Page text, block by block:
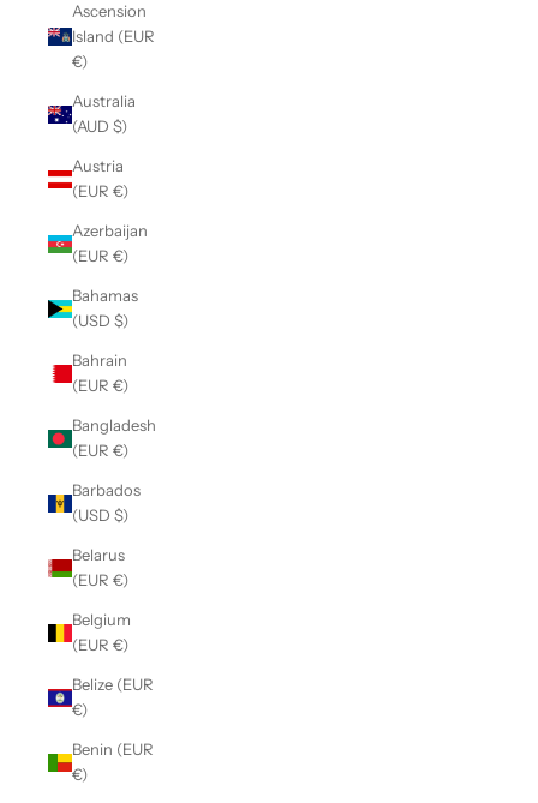
Ascension
Island (EUR
€)
Australia
(AUD $)
Austria
(EUR €)
Azerbaijan
(EUR €)
Bahamas
(USD $)
Bahrain
(EUR €)
Bangladesh
(EUR €)
Barbados
(USD $)
Belarus
(EUR €)
Belgium
(EUR €)
Belize (EUR
€)
Benin (EUR
€)